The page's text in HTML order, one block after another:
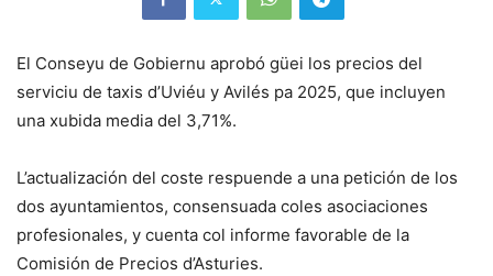
El Conseyu de Gobiernu aprobó güei los precios del
serviciu de taxis d’Uviéu y Avilés pa 2025, que incluyen
una xubida media del 3,71%.
L’actualización del coste respuende a una petición de los
dos ayuntamientos, consensuada coles asociaciones
profesionales, y cuenta col informe favorable de la
Comisión de Precios d’Asturies.